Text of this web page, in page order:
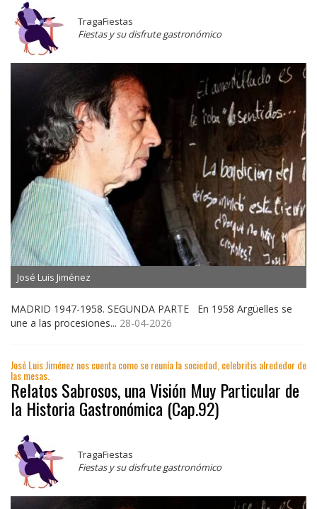
TragaFiestas
Fiestas y su disfrute gastronómico
José Luis Jiménez
MADRID 1947-1958. SEGUNDA PARTE En 1958 Argüelles se
une a las procesiones... 28-04-2026
José Luis Jiménez nos cuenta como se reunía la sociedad, celebritis alrededor de
las mesas.
Relatos Sabrosos, una Visión Muy Particular de
la Historia Gastronómica (Cap.92)
TragaFiestas
Fiestas y su disfrute gastronómico